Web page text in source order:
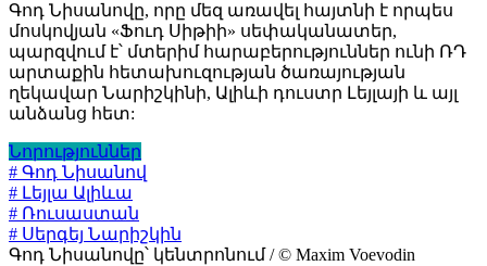
Գոդ Նիսանովը, որը մեզ առավել հայտնի է որպես
մոսկովյան «Ֆուդ Սիթիի» սեփականատեր,
պարզվում է՝ մտերիմ հարաբերություններ ունի ՌԴ
արտաքին հետախուզության ծառայության
ղեկավար Նարիշկինի, Ալիևի դուստր Լեյլայի և այլ
անձանց հետ:
Նորություններ
# Գոդ Նիսանով
# Լեյլա Ալիևա
# Ռուսաստան
# Սերգեյ Նարիշկին
Գոդ Նիսանովը՝ կենտրոնում / © Maxim Voevodin